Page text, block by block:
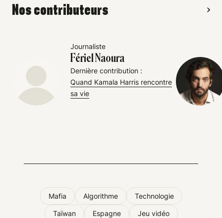
Nos contributeurs
Journaliste
Fériel Naoura
Dernière contribution :
Quand Kamala Harris rencontre
sa vie
Mafia Algorithme Technologie
Taïwan Espagne Jeu vidéo